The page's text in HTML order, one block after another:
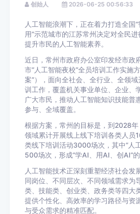
创始人 2026-06-25 00:56:33
人工智能浪潮下，正在着力打造全国
用”示范城市的江苏常州决定对全民进
提升市民的人工智能素养。
近日，常州市政府办公室印发经市政
市“人工智能夜校”全员培训工作实施
案”），面向全社会、全行业、全领域
训工作，覆盖机关事业单位、企业、
广大市民，推动人工智能知识技能普
参与、全域覆盖。
根据方案，常州的目标是，到2028
领域累计开展线上线下培训各类人员
类线下培训活动3000场次，其中“人
500场次，形成“学AI、用AI、创AI”的
人工智能技术正深刻重塑经济社会发
同岗位、不同层次、不同领域需求为
类、技能类、创业类、政务类等四大
提供个性化、高效率的学习路径与资
与受众需求的精准匹配。